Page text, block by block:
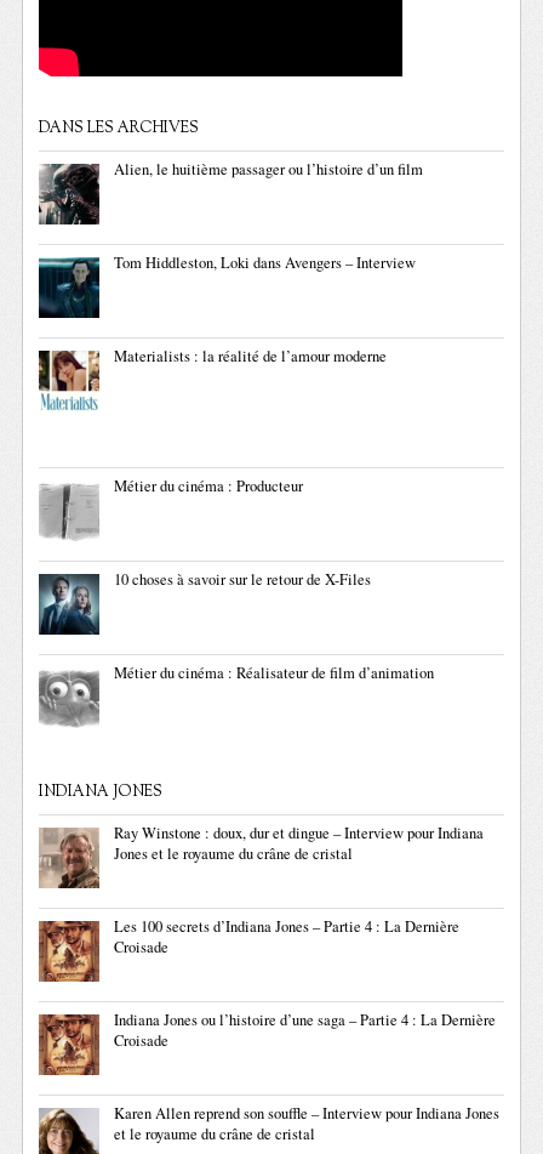
DANS LES ARCHIVES
Alien, le huitième passager ou l’histoire d’un film
Tom Hiddleston, Loki dans Avengers – Interview
Materialists : la réalité de l’amour moderne
Métier du cinéma : Producteur
10 choses à savoir sur le retour de X-Files
Métier du cinéma : Réalisateur de film d’animation
INDIANA JONES
Ray Winstone : doux, dur et dingue – Interview pour Indiana
Jones et le royaume du crâne de cristal
Les 100 secrets d’Indiana Jones – Partie 4 : La Dernière
Croisade
Indiana Jones ou l’histoire d’une saga – Partie 4 : La Dernière
Croisade
Karen Allen reprend son souffle – Interview pour Indiana Jones
et le royaume du crâne de cristal